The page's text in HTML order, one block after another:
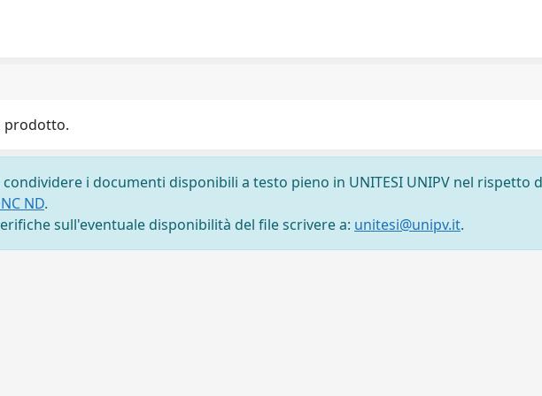
prodotto.
i documenti disponibili a testo pieno in UNITESI UNIPV nel rispetto
ND.
sull'eventuale disponibilità del file scrivere a: unitesi@unipv.it.